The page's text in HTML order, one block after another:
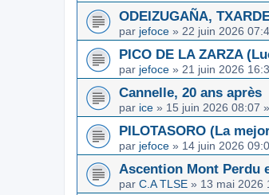
ODEIZUGAÑA,
par jefoce » 22 juin 2026
PICO DE LA ZARZA
par jefoce » 21 juin 2026
Cannelle, 20 ans après
par ice » 15 juin 2026 08:07
PILOTASORO (La
par jefoce » 14 juin 2026
Ascention Mont Perdu
par C.A TLSE » 13 mai 2026